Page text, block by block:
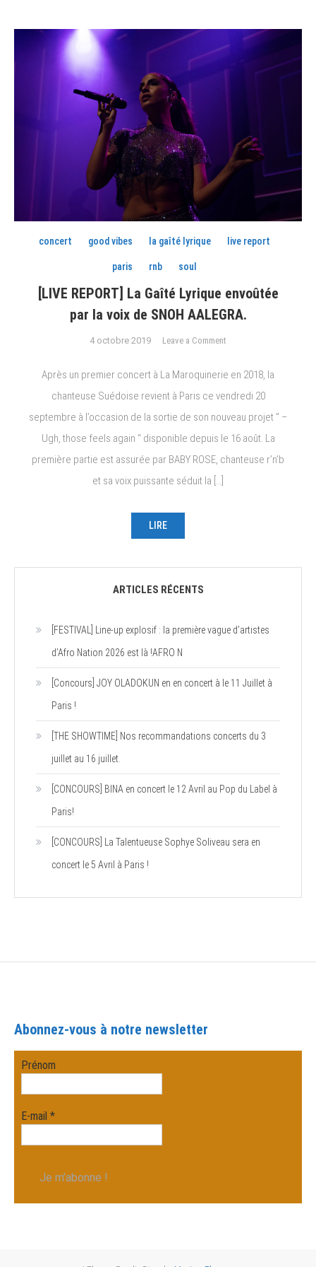
concert good vibes la gaîté lyrique live report
paris rnb soul
[LIVE REPORT] La Gaîté Lyrique envoûtée
par la voix de SNOH AALEGRA.
4 octobre 2019 Leave a Comment
REPORT]
Gaîté
Lyrique
envoûtée
Après un premier concert à La Maroquinerie en 2018, la
chanteuse Suédoise revient à Paris ce vendredi 20
septembre à l’occasion de la sortie de son nouveau projet ” –
Ugh, those feels again “ disponible depuis le 16 août. La
première partie est assurée par BABY ROSE, chanteuse r’n’b
et sa voix puissante séduit la […]
LIRE
ARTICLES RÉCENTS
[FESTIVAL] Line-up explosif : la première vague d’artistes
d’Afro Nation 2026 est là !AFRO N
[Concours] JOY OLADOKUN en en concert à le 11 Juillet à
Paris !
[THE SHOWTIME] Nos recommandations concerts du 3
juillet au 16 juillet.
[CONCOURS] BINA en concert le 12 Avril au Pop du Label à
Paris!
[CONCOURS] La Talentueuse Sophye Soliveau sera en
concert le 5 Avril à Paris !
Abonnez-vous à notre newsletter
Prénom
E-mail*